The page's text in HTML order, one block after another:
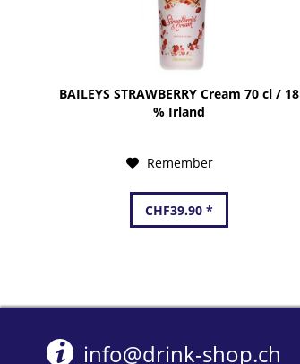
BAILEYS STRAWBERRY Cream 70 cl / 18
% Irland
Remember
CHF39.90 *
info@drink-shop.ch